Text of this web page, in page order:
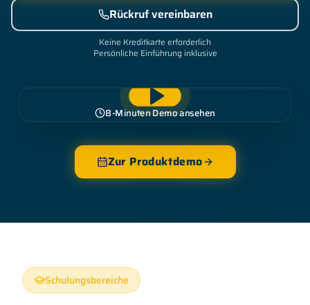
Rückruf vereinbaren
Keine Kreditkarte erforderlich
Persönliche Einführung inklusive
8-Minuten Demo ansehen
Zur Produktdemo
Schulungsbereiche